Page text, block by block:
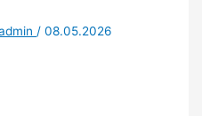
/08.05.2026